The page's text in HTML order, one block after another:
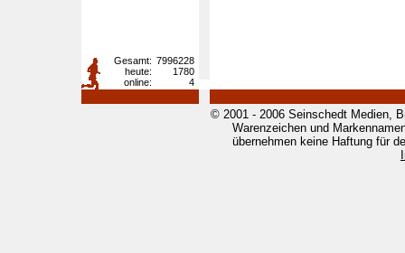
Gesamt: 7996228
heute:
1780
online:
4
© 2001 - 2006 Seinschedt Medien,
Warenzeichen und
übernehmen keine Haftung für